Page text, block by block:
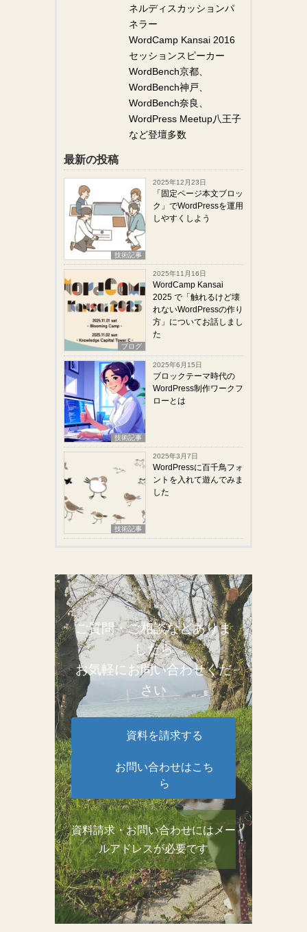
ネルディスカッションパ
ネラー
WordCamp Kansai 2016
セッションスピーカー
WordBench京都、
WordBench神戸、
WordBench奈良、
WordPress Meetup八王子
など登壇多数
最新の投稿
技術記事
2025年12月23日
「固定ページ本文ブロッ
ク」でWordPressを運用
しやすくしよう
ブログ
2025年11月16日
WordCamp Kansai
2025 で「触れるけど壊
れないWordPressの作り
方」についてお話しまし
た
技術記事
2025年6月15日
ブロックテーマ時代の
WordPress制作ワークフ
ローとは
技術記事
2025年3月7日
WordPressに百千鳥フォ
ントを入れて遊んでみま
した
ご質問・ご相談などありま
したら
お気軽にお問い合わせくだ
さい
資料を請求する
お問い合わせはこち
ら
資料請求・お問い合わせにはメー
ルアドレスが必要です